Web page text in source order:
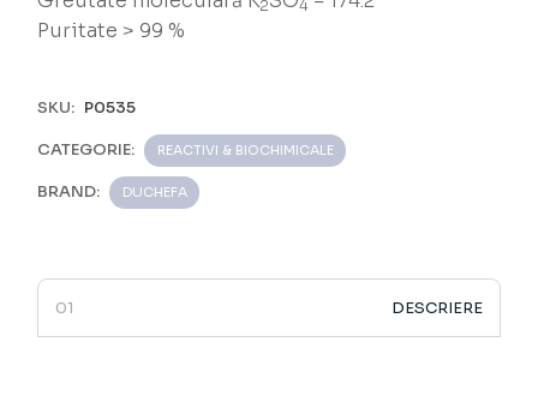
2 4
Puritate > 99 %
SKU: P0535
CATEGORIE: REACTIVI & BIOCHIMICALE
BRAND: DUCHEFA
DESCRIERE